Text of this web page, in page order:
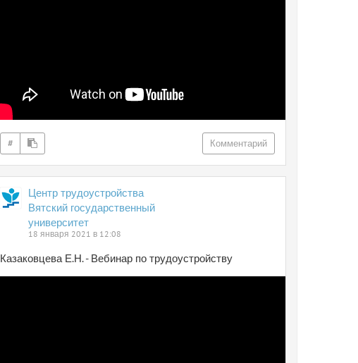
# Комментарий
Центр трудоустройства
Вятский государственный
университет
18 января 2021 в 12:08
Казаковцева Е.Н. - Вебинар по трудоустройству